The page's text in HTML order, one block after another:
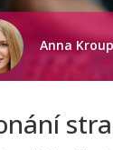
Anna